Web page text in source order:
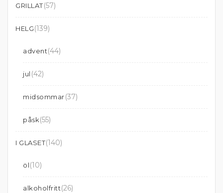
GRILLAT(57)
HELG(139)
advent(44)
jul (42)
midsommar(37)
påsk(55)
I GLASET(140)
öl(10)
alkoholfritt(26)